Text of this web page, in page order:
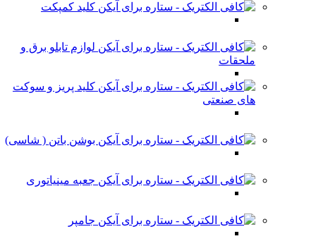
کلید کمپکت
لوازم تابلو برق و
ملحقات
کلید پریز و سوکت
های صنعتی
بوشن باتن ( شاسی)
جعبه مینیاتوری
جامپر